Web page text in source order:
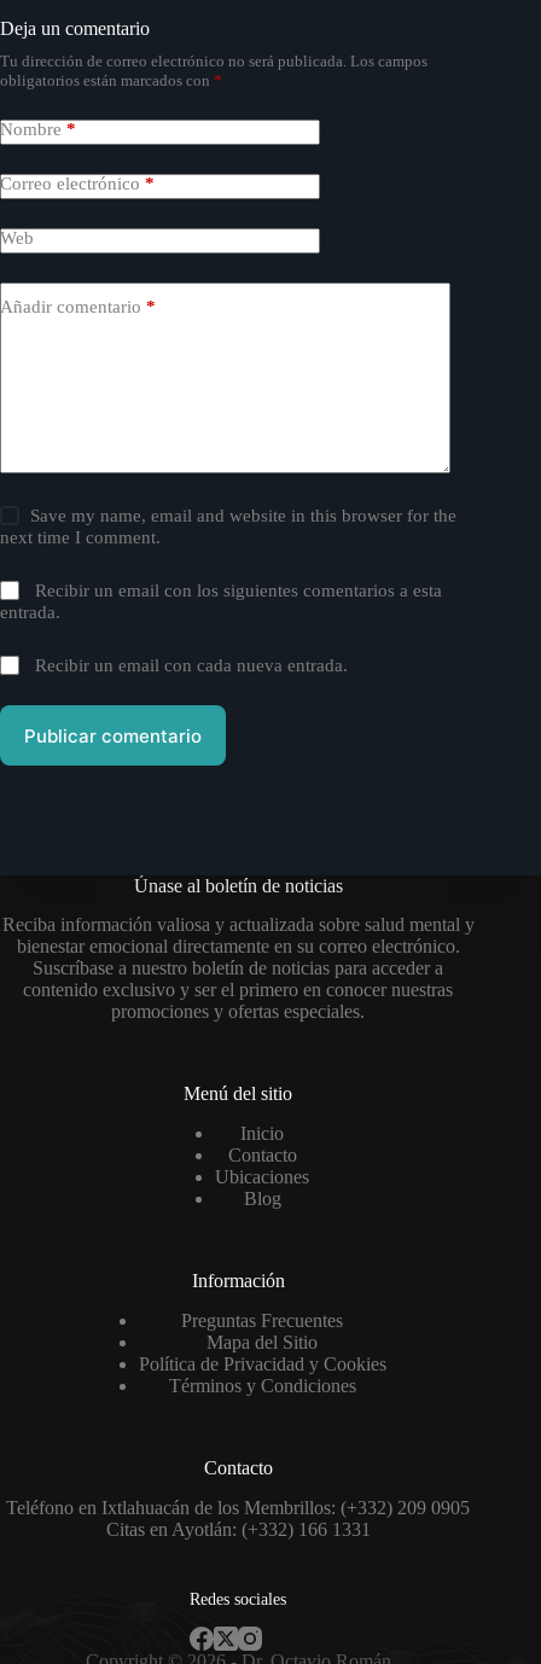
Deja un comentario
Tu dirección de correo electrónico no será publicada. Los campos
obligatorios están marcados con *
Nombre *
Correo electrónico *
Web
Añadir comentario *
Save my name, email and website in this browser for the
next time I comment.
Recibir un email con los siguientes comentarios a esta
entrada.
Recibir un email con cada nueva entrada.
Publicar comentario
Únase al boletín de noticias
Reciba información valiosa y actualizada sobre salud mental y
bienestar emocional directamente en su correo electrónico.
Suscríbase a nuestro boletín de noticias para acceder a
contenido exclusivo y ser el primero en conocer nuestras
promociones y ofertas especiales.
Menú del sitio
Inicio
Contacto
Ubicaciones
Blog
Información
Preguntas Frecuentes
Mapa del Sitio
Política de Privacidad y Cookies
Términos y Condiciones
Contacto
Teléfono en Ixtlahuacán de los Membrillos: (+332) 209 0905
Citas en Ayotlán: (+332) 166 1331
Redes sociales